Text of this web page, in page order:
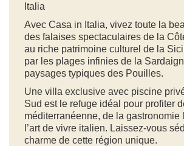
Italia
Avec Casa in Italia, vivez toute la
des falaises spectaculaires de la
au riche patrimoine culturel de la
par les plages infinies de la
paysages typiques des Pouilles.
Une villa exclusive avec piscine
Sud est le refuge idéal pour profiter
méditerranéenne, de la gastronomie
l’art de vivre italien. Laissez-vous
charme de cette région unique.